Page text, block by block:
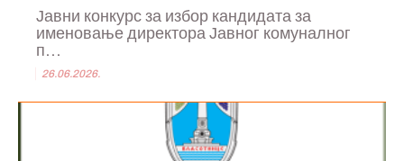
Јавни конкурс за избор кандидата за
именовање директора Јавног комуналног
п...
26.06.2026.